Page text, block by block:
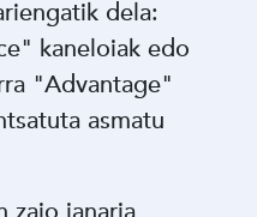
dela:
kaneloiak edo
"Advantage"
asmatu